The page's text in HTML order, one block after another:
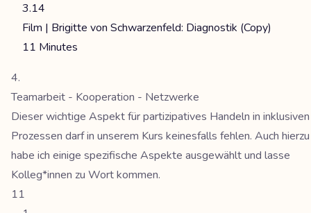
3.14
Film | Brigitte von Schwarzenfeld: Diagnostik (Copy)
11 Minutes
Teamarbeit - Kooperation - Netzwerke
Dieser wichtige Aspekt für partizipatives Handeln in inklusiven
Prozessen darf in unserem Kurs keinesfalls fehlen. Auch hierzu
habe ich einige spezifische Aspekte ausgewählt und lasse
Kolleg*innen zu Wort kommen.
11